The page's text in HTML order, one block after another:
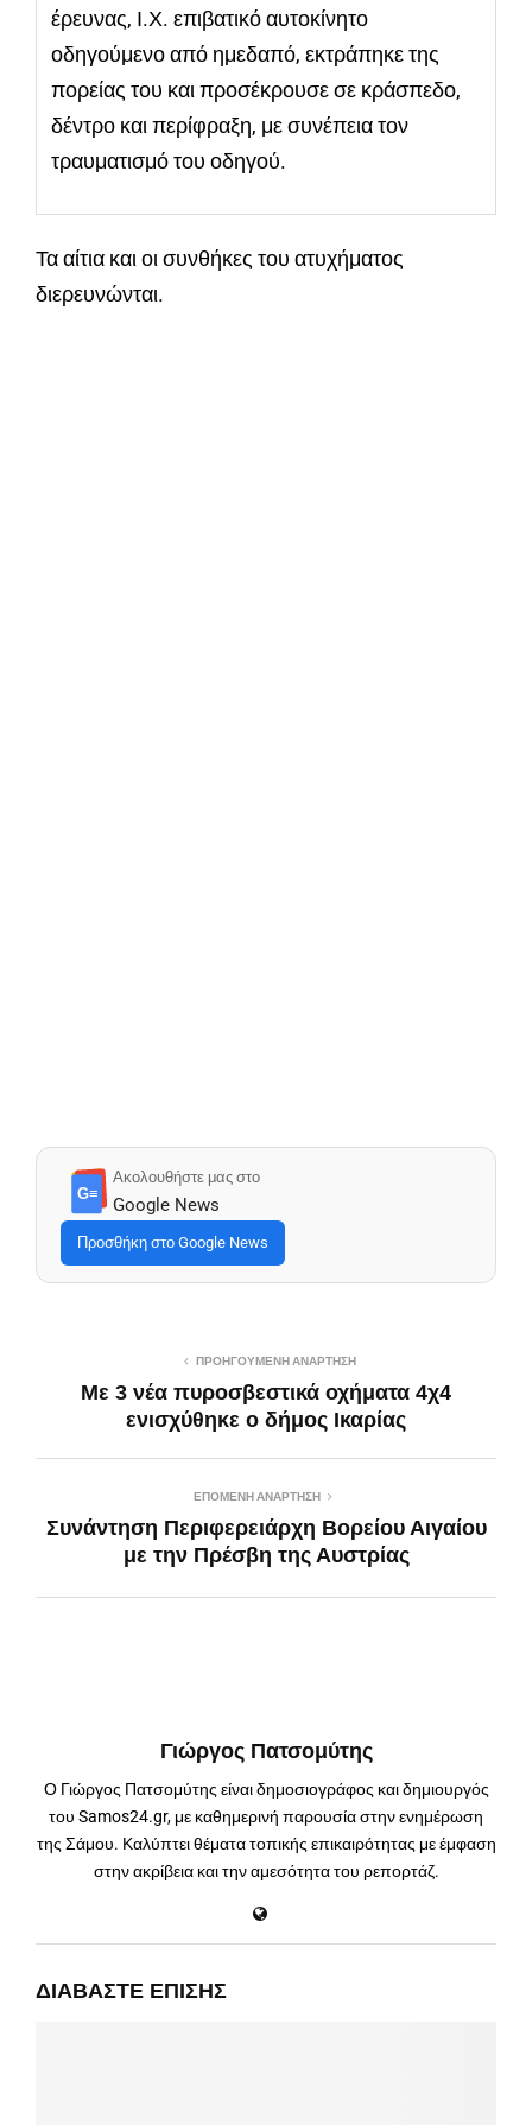
έρευνας, Ι.Χ. επιβατικό αυτοκίνητο
οδηγούμενο από ημεδαπό, εκτράπηκε της
πορείας του και προσέκρουσε σε κράσπεδο,
δέντρο και περίφραξη, με συνέπεια τον
τραυματισμό του οδηγού.
Τα αίτια και οι συνθήκες του ατυχήματος
διερευνώνται.
G≡
Ακολουθήστε μας στο
Google News
Προσθήκη στο Google News
ΠΡΟΗΓΟΎΜΕΝΗ ΑΝΆΡΤΗΣΗ
Με 3 νέα πυροσβεστικά οχήματα 4χ4
ενισχύθηκε ο δήμος Ικαρίας
ΕΠΌΜΕΝΗ ΑΝΆΡΤΗΣΗ
Συνάντηση Περιφερειάρχη Βορείου Αιγαίου
με την Πρέσβη της Αυστρίας
Γιώργος Πατσομύτης
Ο Γιώργος Πατσομύτης είναι δημοσιογράφος και δημιουργός
του Samos24.gr, με καθημερινή παρουσία στην ενημέρωση
της Σάμου. Καλύπτει θέματα τοπικής επικαιρότητας με έμφαση
στην ακρίβεια και την αμεσότητα του ρεπορτάζ.
ΔΙΑΒΆΣΤΕ ΕΠΊΣΗΣ